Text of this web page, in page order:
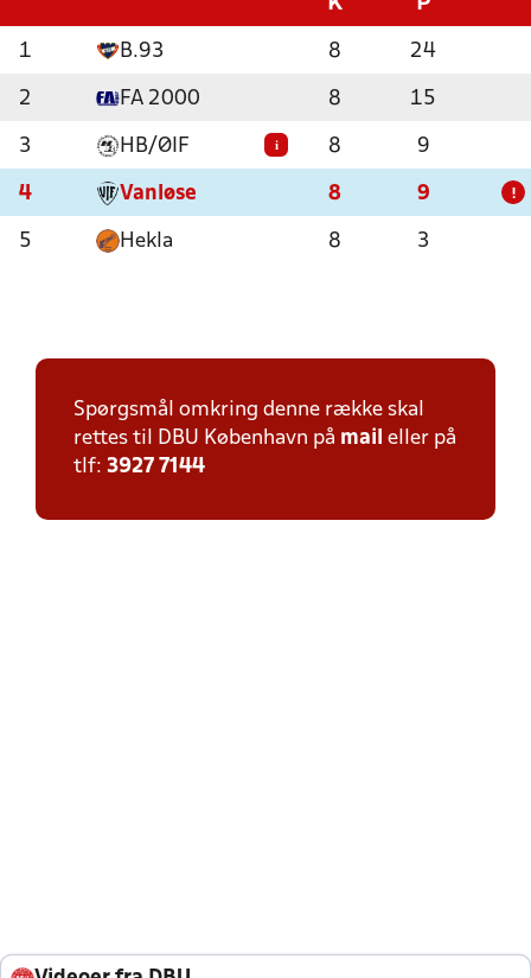
K P
1 B.93 8 24
2 FA 2000 8 15
3 HB/ØIF i 8 9
4 Vanløse 8 9 !
5 Hekla 8 3
Spørgsmål omkring denne række skal
rettes til DBU København på mail eller på
tlf: 3927 7144